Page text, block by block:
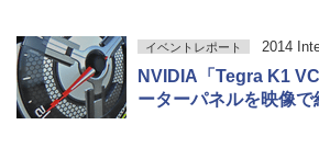
イベントレポート 2014
NVIDIA「Tegra K1
ーターパネルを映像で